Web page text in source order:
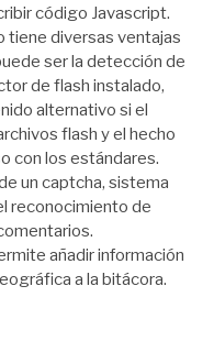
código Javascript.
tiene diversas ventajas
ser la detección de
de flash instalado,
alternativo si el
flash y el hecho
con los estándares.
un captcha, sistema
reconocimiento de
añadir información
a la bitácora.